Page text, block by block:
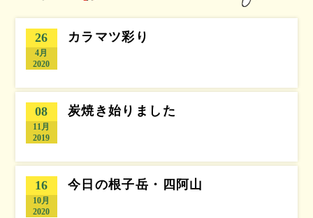
26
4月
2020
カラマツ彩り
08
11月
2019
炭焼き始りました
16
10月
2020
今日の根子岳・四阿山